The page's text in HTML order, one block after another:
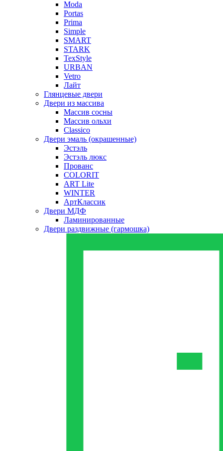
Moda
Portas
Prima
Simple
SMART
STARK
TexStyle
URBAN
Vetro
Лайт
Глянцевые двери
Двери из массива
Массив сосны
Массив ольхи
Classico
Двери эмаль (окрашенные)
Эстэль
Эстэль люкс
Прованс
COLORIT
ART Lite
WINTER
АртКлассик
Двери МДФ
Ламинированные
Двери раздвижные (гармошка)